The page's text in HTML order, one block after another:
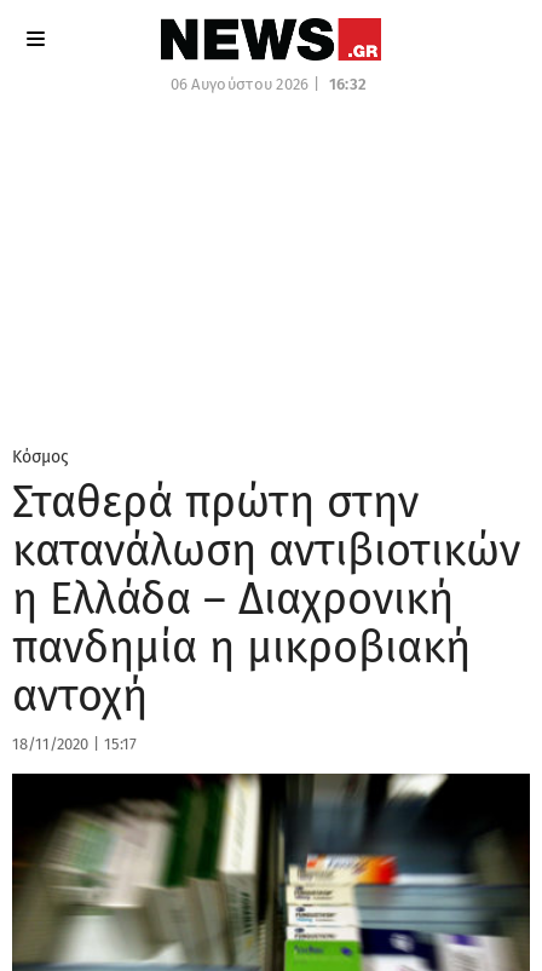
06 Αυγούστου 2026 | 16:32
Κόσμος
Σταθερά πρώτη στην
κατανάλωση αντιβιοτικών
η Ελλάδα – Διαχρονική
πανδημία η μικροβιακή
αντοχή
18/11/2020 15:17